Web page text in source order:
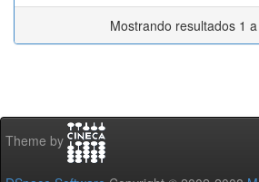
Mostrando resultados 1
Theme by